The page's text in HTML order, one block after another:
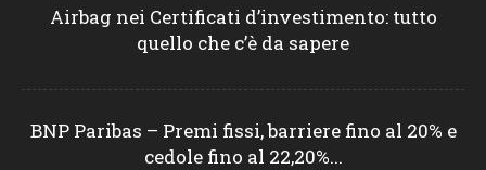
Airbag nei Certificati d’investimento: tutto
quello che c’è da sapere
BNP Paribas – Premi fissi, barriere fino al 20% e
cedole fino al 22,20%...